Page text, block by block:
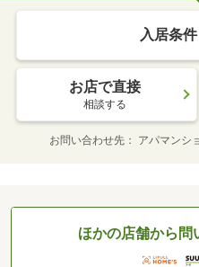
入居条件
お店で直接
相談する
お問い合わせ先 アパマンシ
ほかの店舗から問